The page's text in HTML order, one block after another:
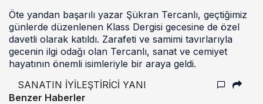
Öte yandan başarılı yazar Şükran Tercanlı, geçtiğimiz
günlerde düzenlenen Klass Dergisi gecesine de özel
davetli olarak katıldı. Zarafeti ve samimi tavırlarıyla
gecenin ilgi odağı olan Tercanlı, sanat ve cemiyet
hayatının önemli isimleriyle bir araya geldi.
SANATIN İYİLEŞTİRİCİ YANI
Benzer Haberler